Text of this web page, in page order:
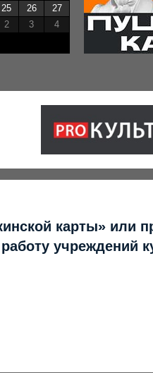
25 26
27
2 3 4
карты» или
учреждений